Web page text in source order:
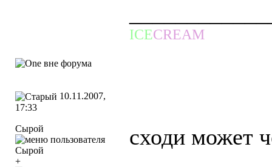
ICECREAM
10.11.2007,
17:33
Сырой
+
сходи может